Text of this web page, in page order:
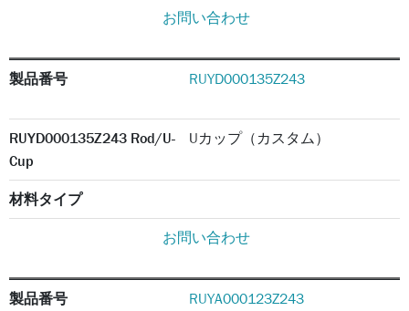
お問い合わせ
製品番号 RUYD000135Z243
RUYD000135Z243 Rod/U-
Cup
Uカップ（カスタム）
材料タイプ
お問い合わせ
製品番号 RUYA000123Z243